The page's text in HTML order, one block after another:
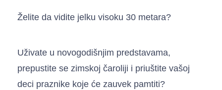
Želite da vidite jelku visoku 30 metara?
Uživate u novogodišnjim predstavama,
prepustite se zimskoj čaroliji i priuštite vašoj
deci praznike koje će zauvek pamtiti?